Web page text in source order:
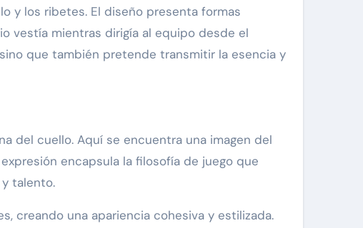
y los ribetes. El diseño presenta formas
vestía mientras dirigía al equipo desde el
que también pretende transmitir la esencia y
del cuello. Aquí se encuentra una imagen del
encapsula la filosofía de juego que
talento.
creando una apariencia cohesiva y estilizada.